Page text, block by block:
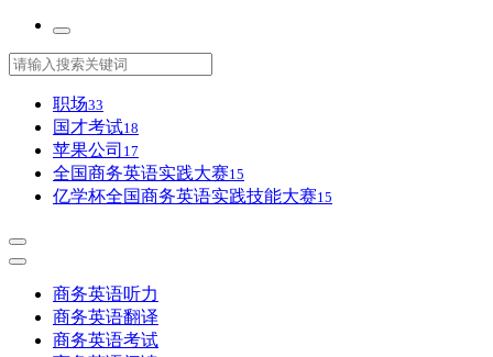
职场33
国才考试18
苹果公司 17
全国商务英语实践大赛15
亿学杯全国商务英语实践技能大赛15
商务英语听力
商务英语翻译
商务英语考试